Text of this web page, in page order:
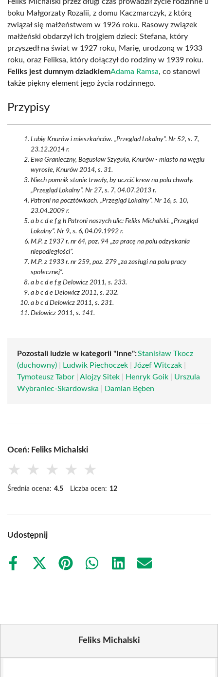
boku Małgorzaty Rozalii, z domu Kaczmarczyk, z którą
związał się małżeństwem w 1926 roku. Rasowy związek
małżeński obdarzył ich trojgiem dzieci: Stefana, który
przyszedł na świat w 1927 roku, Marię, urodzoną w 1933
roku, oraz Feliksa, który dołączył do rodziny w 1939 roku.
Feliks jest dumnym dziadkiemAdama Ramsa, co stanowi
także piękny element jego życia rodzinnego.
Przypisy
Lubię Knurów i mieszkańców. „Przegląd Lokalny”. Nr 52, s. 7,
23.12.2014 r.
Ewa Granieczny, Bogusław Szyguła, Knurów - miasto na węglu
wyrosłe, Knurów 2014, s. 31.
Niech pomnik stanie trwały, by uczcić krew na polu chwały.
„Przegląd Lokalny”. Nr 27, s. 7, 04.07.2013 r.
Patroni na pocztówkach. „Przegląd Lokalny”. Nr 16, s. 10,
23.04.2009 r.
a b c d e f g h Patroni naszych ulic: Feliks Michalski. „Przegląd
Lokalny”. Nr 9, s. 6, 04.09.1992 r.
M.P. z 1937 r. nr 64, poz. 94 „za pracę na polu odzyskania
niepodległości”.
M.P. z 1933 r. nr 259, poz. 279 „za zasługi na polu pracy
społecznej”.
a b c d e f g Delowicz 2011, s. 233.
a b c d e Delowicz 2011, s. 232.
a b c d Delowicz 2011, s. 231.
Delowicz 2011, s. 141.
Pozostali ludzie w kategorii "Inne":Stanisław Tkocz
(duchowny)
Ludwik Piechoczek Józef Witczak
Tymoteusz Tabor
Alojzy Sitek Henryk Goik
Urszula
Wybraniec-Skardowska
Damian Bęben
Oceń: Feliks Michalski
★ ★ ★ ★ ★
Średnia ocena: 4.5 Liczba ocen: 12
Udostępnij
Share
Share
Share
Share
Share
Share
Feliks Michalski